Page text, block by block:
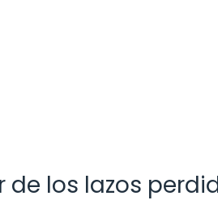
de los lazos